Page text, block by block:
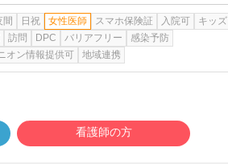
間 日祝 女性医師 スマホ保険証 入院可 キッズ
訪問 DPC バリアフリー
感染予防
オン情報提供可 地域連携
看護師の方